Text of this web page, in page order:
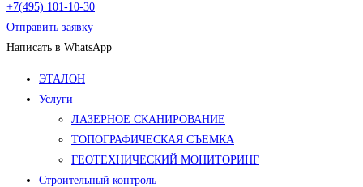
+7(495) 101-10-30
Отправить заявку
Написать в WhatsApp
Меню
ЭТАЛОН
Услуги
ЛАЗЕРНОЕ СКАНИРОВАНИЕ
ТОПОГРАФИЧЕСКАЯ СЪЕМКА
ГЕОТЕХНИЧЕСКИЙ МОНИТОРИНГ
Строительный контроль